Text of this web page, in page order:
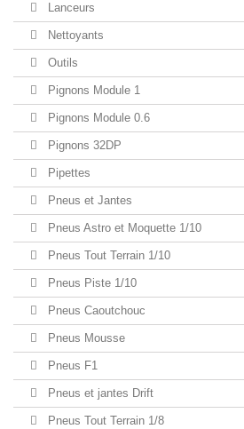
Lanceurs
Nettoyants
Outils
Pignons Module 1
Pignons Module 0.6
Pignons 32DP
Pipettes
Pneus et Jantes
Pneus Astro et Moquette 1/10
Pneus Tout Terrain 1/10
Pneus Piste 1/10
Pneus Caoutchouc
Pneus Mousse
Pneus F1
Pneus et jantes Drift
Pneus Tout Terrain 1/8